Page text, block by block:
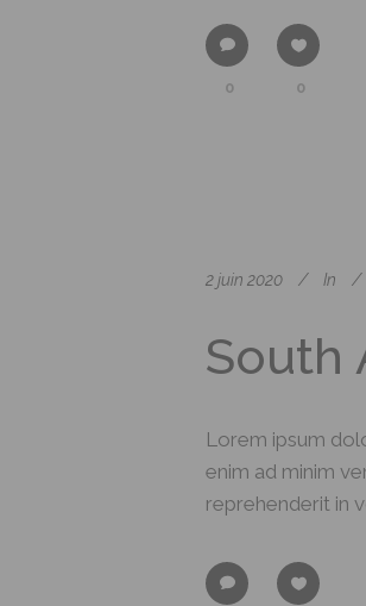
0 0
2 juin 2020 In
South
Lorem ipsum
enim ad minim
reprehenderit in